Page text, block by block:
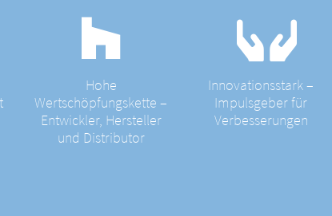
Hohe
Wertschöpfungskette –
Entwickler, Hersteller
und Distributor
Innovationsstark –
Impulsgeber für
Verbesserungen